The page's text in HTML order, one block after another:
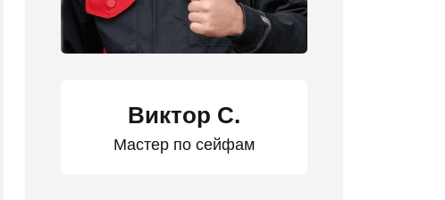
Виктор С.
Мастер по сейфам